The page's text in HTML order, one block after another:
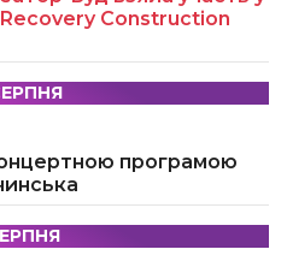
Construction
програмою